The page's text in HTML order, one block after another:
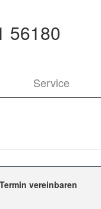
56180
Service
Termin vereinbaren